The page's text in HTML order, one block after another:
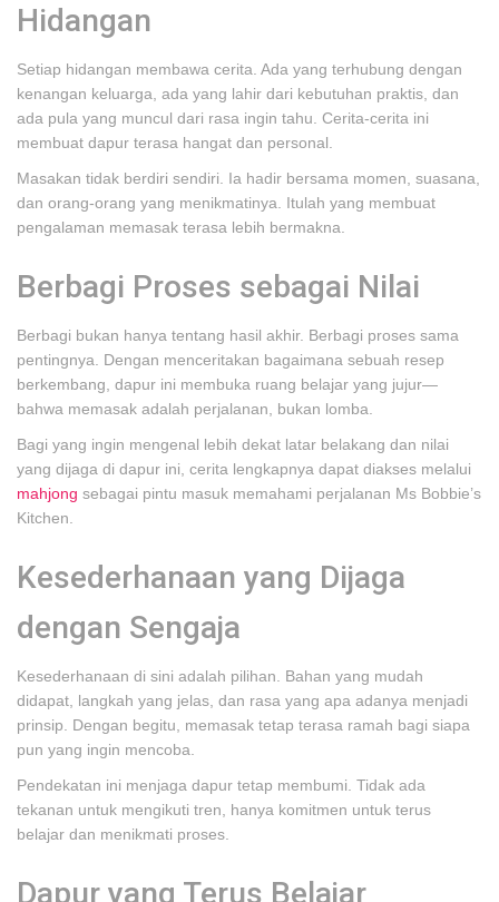
Hidangan
Setiap hidangan membawa cerita. Ada yang terhubung dengan
kenangan keluarga, ada yang lahir dari kebutuhan praktis, dan
ada pula yang muncul dari rasa ingin tahu. Cerita-cerita ini
membuat dapur terasa hangat dan personal.
Masakan tidak berdiri sendiri. Ia hadir bersama momen, suasana,
dan orang-orang yang menikmatinya. Itulah yang membuat
pengalaman memasak terasa lebih bermakna.
Berbagi Proses sebagai Nilai
Berbagi bukan hanya tentang hasil akhir. Berbagi proses sama
pentingnya. Dengan menceritakan bagaimana sebuah resep
berkembang, dapur ini membuka ruang belajar yang jujur—
bahwa memasak adalah perjalanan, bukan lomba.
Bagi yang ingin mengenal lebih dekat latar belakang dan nilai
yang dijaga di dapur ini, cerita lengkapnya dapat diakses melalui
mahjong sebagai pintu masuk memahami perjalanan Ms Bobbie’s
Kitchen.
Kesederhanaan yang Dijaga
dengan Sengaja
Kesederhanaan di sini adalah pilihan. Bahan yang mudah
didapat, langkah yang jelas, dan rasa yang apa adanya menjadi
prinsip. Dengan begitu, memasak tetap terasa ramah bagi siapa
pun yang ingin mencoba.
Pendekatan ini menjaga dapur tetap membumi. Tidak ada
tekanan untuk mengikuti tren, hanya komitmen untuk terus
belajar dan menikmati proses.
Dapur yang Terus Belajar